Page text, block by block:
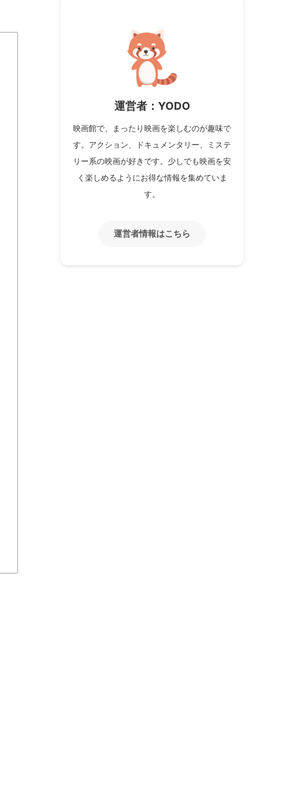
運営者：YODO
映画館で、まったり映画を楽しむのが趣味で
す。アクション、ドキュメンタリー、ミステ
リー系の映画が好きです。少しでも映画を安
く楽しめるようにお得な情報を集めていま
す。
運営者情報はこちら